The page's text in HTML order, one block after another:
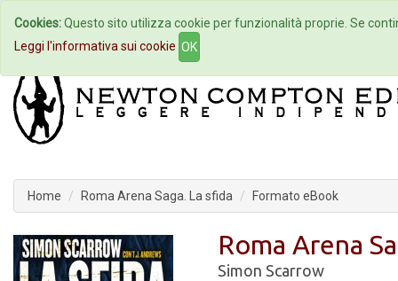
Home Autori Eventi
Home Roma Arena Saga. La sfida Formato eBook
Roma Arena
Simon Scarrow
Cookies:Questo sito utilizza cookie per funzionalità proprie. Se
Leggi l'informativa sui cookie OK